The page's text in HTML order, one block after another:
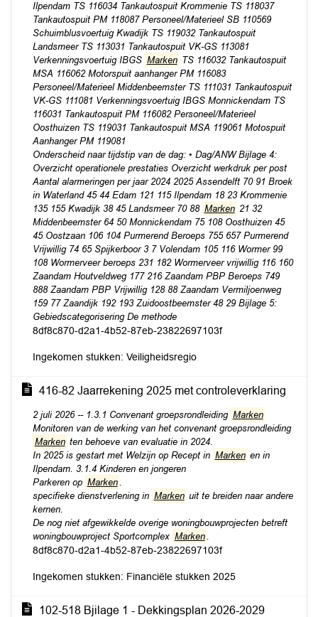
Ilpendam TS 116034 Tankautospuit Krommenie TS 118037
Tankautospuit PM 118087 Personeel/Materieel SB 110569
Schuimblusvoertuig Kwadijk TS 119032 Tankautospuit
Landsmeer TS 113031 Tankautospuit VK-GS 113081
Verkenningsvoertuig IBGS Marken TS 116032 Tankautospuit
MSA 116062 Motorspuit aanhanger PM 116083
Personeel/Materieel Middenbeemster TS 111031 Tankautospuit
VK-GS 111081 Verkenningsvoertuig IBGS Monnickendam TS
116031 Tankautospuit PM 116082 Personeel/Materieel
Oosthuizen TS 119031 Tankautospuit MSA 119061 Motospuit
Aanhanger PM 119081
Onderscheid naar tijdstip van de dag: • Dag/ANW Bijlage 4:
Overzicht operationele prestaties Overzicht werkdruk per post
Aantal alarmeringen per jaar 2024 2025 Assendelft 70 91 Broek
in Waterland 45 44 Edam 121 115 Ilpendam 18 23 Krommenie
135 155 Kwadijk 38 45 Landsmeer 70 88 Marken 21 32
Middenbeemster 64 50 Monnickendam 75 108 Oosthuizen 45
45 Oostzaan 106 104 Purmerend Beroeps 755 657 Purmerend
Vrijwillig 74 65 Spijkerboor 3 7 Volendam 105 116 Wormer 99
108 Wormerveer beroeps 231 182 Wormerveer vrijwillig 116 160
Zaandam Houtveldweg 177 216 Zaandam PBP Beroeps 749
888 Zaandam PBP Vrijwillig 128 88 Zaandam Vermiljoenweg
159 77 Zaandijk 192 193 Zuidoostbeemster 48 29 Bijlage 5:
Gebiedscategorisering De methode
8df8c870-d2a1-4b52-87eb-23822697103f
Ingekomen stukken: Veiligheidsregio
416-82 Jaarrekening 2025 met controleverklaring
2 juli 2026 -- 1.3.1 Convenant groepsrondleiding Marken
Monitoren van de werking van het convenant groepsrondleiding
Marken ten behoeve van evaluatie in 2024.
In 2025 is gestart met Welzijn op Recept in Marken en in
Ilpendam. 3.1.4 Kinderen en jongeren
Parkeren op Marken.
specifieke dienstverlening in Marken uit te breiden naar andere
kernen.
De nog niet afgewikkelde overige woningbouwprojecten betreft
woningbouwproject Sportcomplex Marken.
8df8c870-d2a1-4b52-87eb-23822697103f
Ingekomen stukken: Financiële stukken 2025
102-518 Bjilage 1 - Dekkingsplan 2026-2029